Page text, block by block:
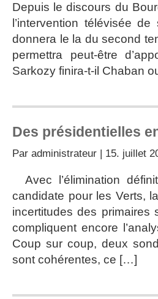
Depuis le discours du
l’intervention télévisée
donnera le la du second
permettra peut-être
Sarkozy finira-t-il Chaban
Des présidentielles
Par administrateur | 15. juillet
Avec l’élimination
candidate pour les Verts,
incertitudes des primaires
compliquent encore
Coup sur coup, deux
sont cohérentes, ce […]